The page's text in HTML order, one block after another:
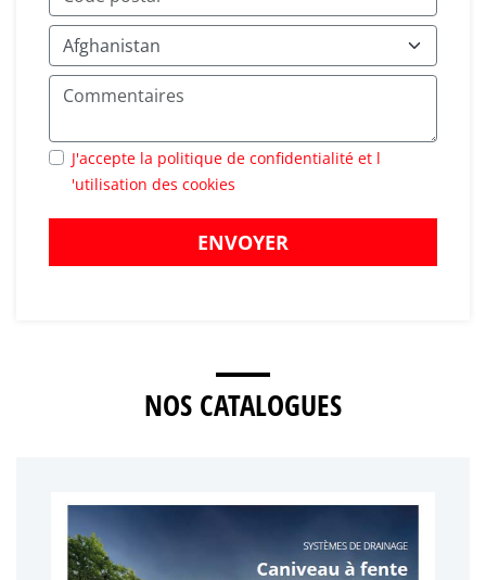
J'accepte la politique de confidentialité et l
'utilisation des cookies
ENVOYER
NOS CATALOGUES